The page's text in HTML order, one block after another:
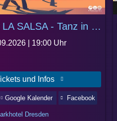
PATIO DE LA SALSA - Tanz in den Spätsommer!
| 19:00 Uhr
und Infos
Google Kalender Facebook
Dresden